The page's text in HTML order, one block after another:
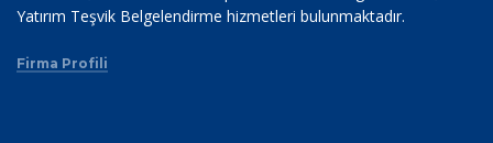
Yatırım Teşvik Belgelendirme hizmetleri bulunmaktadır.
Firma Profili